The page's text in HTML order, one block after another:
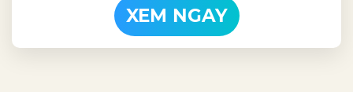
XEM NGAY